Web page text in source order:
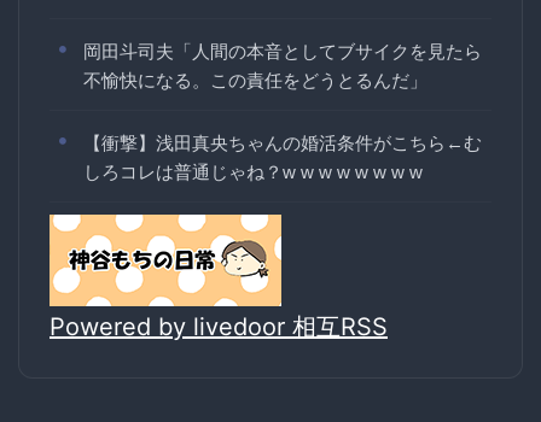
岡田斗司夫「人間の本音としてブサイクを見たら
不愉快になる。この責任をどうとるんだ」
【衝撃】浅田真央ちゃんの婚活条件がこちら←む
しろコレは普通じゃね？w w w w w w w w
Powered by livedoor 相互RSS